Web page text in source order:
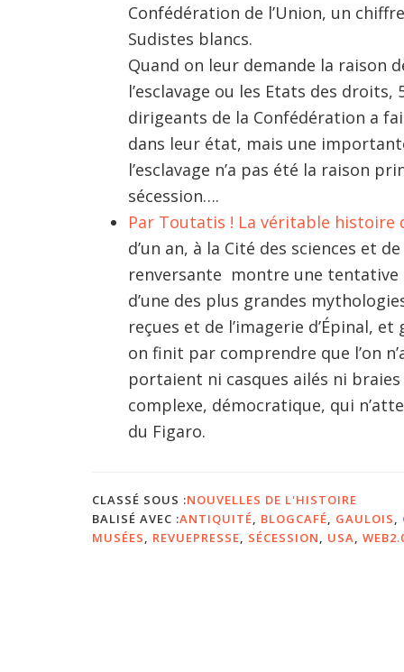
Confédération de l’Union, un
Sudistes blancs.
Quand on leur demande la raison
l’esclavage ou les Etats des
dirigeants de la Confédération a
dans leur état, mais une
l’esclavage n’a pas été la raison
sécession….
Par Toutatis ! La véritable histoire
d’un an, à la Cité des sciences et
renversante montre une
d’une des plus grandes
reçues et de l’ima­gerie d’Épinal,
on finit par comprendre que l’on
portaient ni casques ailés ni
complexe, démocratique, qui
du Figaro.
CLASSÉ SOUS :NOUVELLES DE L'HISTOIRE
BALISÉ AVEC :ANTIQUITÉ BLOGCAFÉ GAULOIS
MUSÉES
REVUEPRESSE SÉCESSION USA